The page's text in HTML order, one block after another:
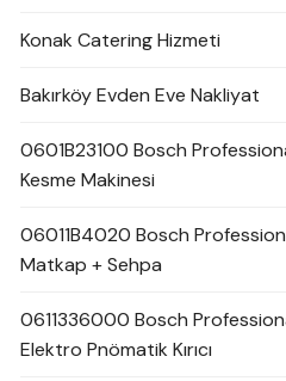
Konak Catering Hizmeti
Bakırköy Evden Eve Nakliyat
0601B23100 Bosch
Kesme Makinesi
06011B4020 Bosch
Matkap + Sehpa
0611336000 Bosch
Elektro Pnömatik Kırıcı